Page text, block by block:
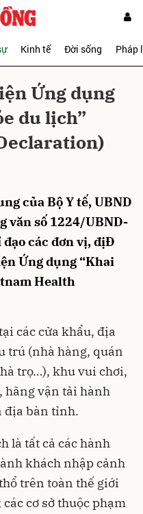
Kinh tế Đời sống Pháp
Ứng dụng
du lịch”
của Bộ Y tế, UBND
văn số 1224/UBND-
các đơn vị, địĐ
Ứng dụng “Khai
Health
các cửa khẩu, địa
trú (nhà hàng, quán
trọ…), khu vui chơi,
vận tải hành
địa bàn tỉnh.
là tất cả các hành
khách nhập cảnh
trên toàn thế giới
cơ sở thuộc phạm
Hủy Gửi